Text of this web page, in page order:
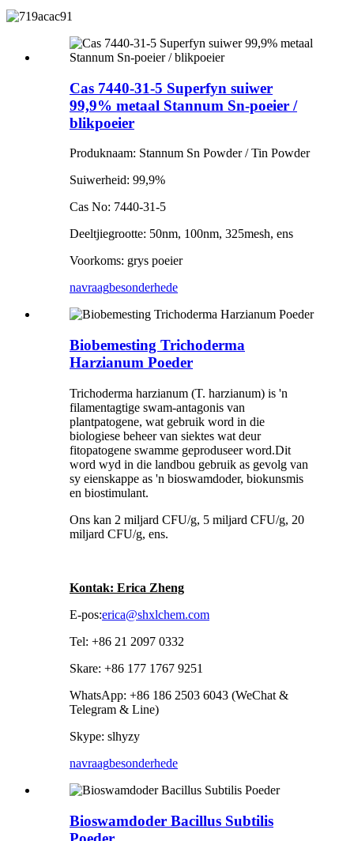
Cas 7440-31-5 Superfyn suiwer
99,9% metaal Stannum Sn-poeier /
blikpoeier
Produknaam: Stannum Sn Powder / Tin Powder
Suiwerheid: 99,9%
Cas No: 7440-31-5
Deeltjiegrootte: 50nm, 100nm, 325mesh, ens
Voorkoms: grys poeier
navraagbesonderhede
Biobemesting Trichoderma
Harzianum Poeder
Trichoderma harzianum (T. harzianum) is 'n
filamentagtige swam-antagonis van
plantpatogene, wat gebruik word in die
biologiese beheer van siektes wat deur
fitopatogene swamme geproduseer word.Dit
word wyd in die landbou gebruik as gevolg van
sy eienskappe as 'n bioswamdoder, biokunsmis
en biostimulant.
Ons kan 2 miljard CFU/g, 5 miljard CFU/g, 20
miljard CFU/g, ens.
Kontak: Erica Zheng
E-pos:erica@shxlchem.com
Tel: +86 21 2097 0332
Skare: +86 177 1767 9251
WhatsApp: +86 186 2503 6043 (WeChat &
Telegram & Line)
Skype: slhyzy
navraagbesonderhede
Bioswamdoder Bacillus Subtilis